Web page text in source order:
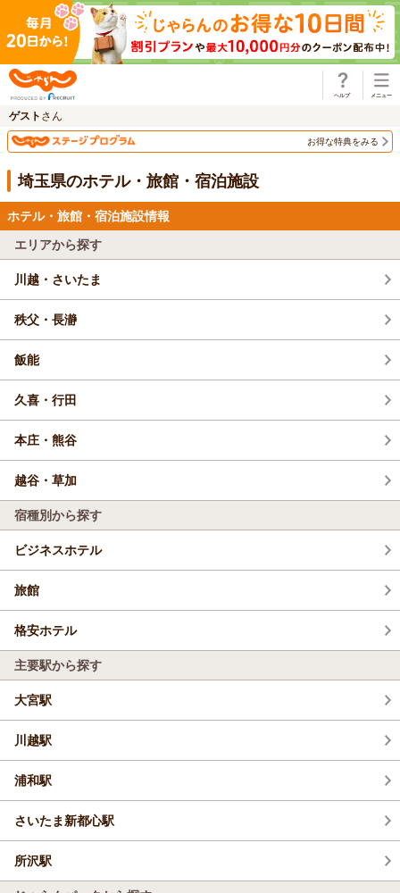
ゲスト さん
お得な特典をみる
埼玉県のホテル・旅館・宿泊施設
ホテル・旅館・宿泊施設情報
エリアから探す
川越・さいたま
秩父・長瀞
飯能
久喜・行田
本庄・熊谷
越谷・草加
宿種別から探す
ビジネスホテル
旅館
格安ホテル
主要駅から探す
大宮駅
川越駅
浦和駅
さいたま新都心駅
所沢駅